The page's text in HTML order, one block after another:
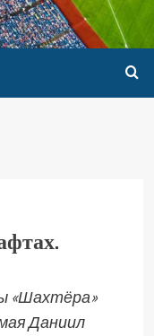
«Шахтёра»
Даниил